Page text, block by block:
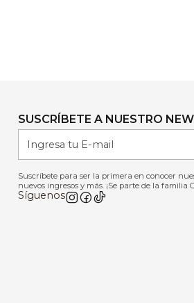
SUSCRÍBETE A NUESTRO
Suscríbete para ser la primera en conocer
nuevos ingresos y más. ¡Se parte de la familia
Síguenos